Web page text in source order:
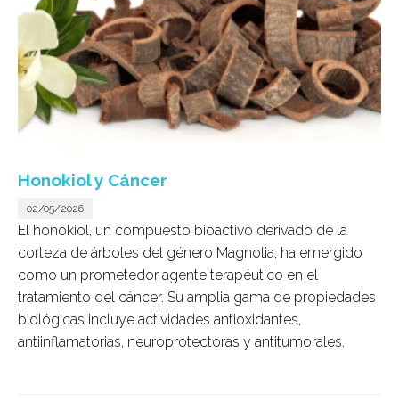
Honokiol y Cáncer
02/05/2026
El honokiol, un compuesto bioactivo derivado de la
corteza de árboles del género Magnolia, ha emergido
como un prometedor agente terapéutico en el
tratamiento del cáncer. Su amplia gama de propiedades
biológicas incluye actividades antioxidantes,
antiinflamatorias, neuroprotectoras y antitumorales.